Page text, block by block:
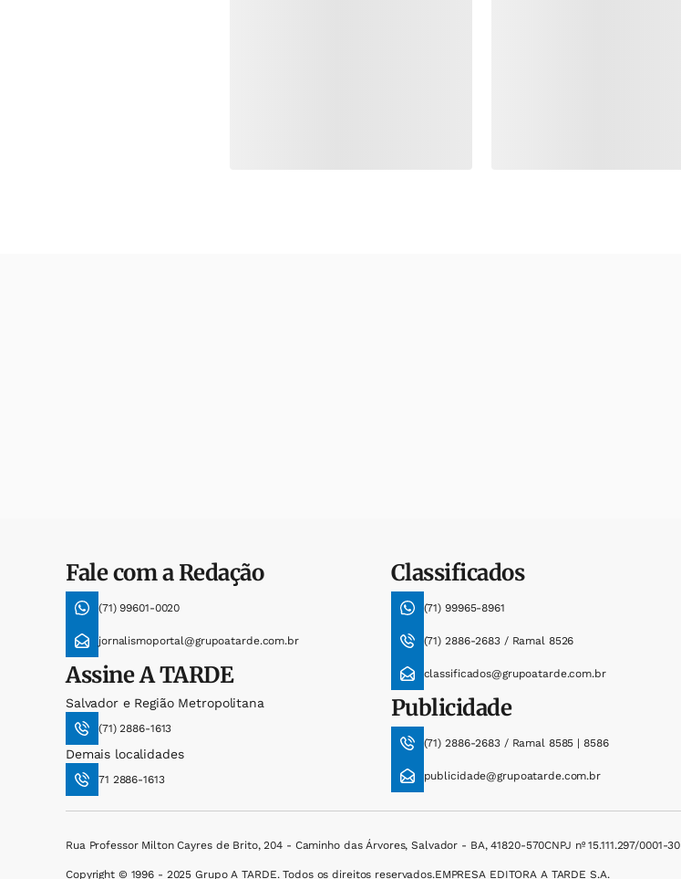
Fale com a Redação
(71) 99601-0020
jornalismoportal@grupoatarde.com.br
AssineA TARDE
Salvador e Região Metropolitana
(71) 2886-1613
Demais localidades
71 2886-1613
Classificados
(71) 99965-8961
(71) 2886-2683 / Ramal 8526
classificados@grupoatarde.com.br
Publicidade
(71) 2886-2683 / Ramal 8585 | 8586
publicidade@grupoatarde.com.br
Rua Professor Milton Cayres de Brito, 204 - Caminho das Árvores, Salvador - BA, 41820-570CNPJ nº 15.111.297/0001-30
Copyright © 1996 - 2025 Grupo A TARDE. Todos os direitos reservados.EMPRESA EDITORA A TARDE S.A.